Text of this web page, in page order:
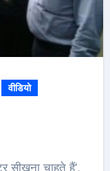
वीडियो